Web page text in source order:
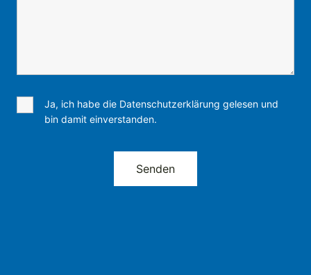
Ja, ich habe die Datenschutzerklärung gelesen und
bin damit einverstanden.